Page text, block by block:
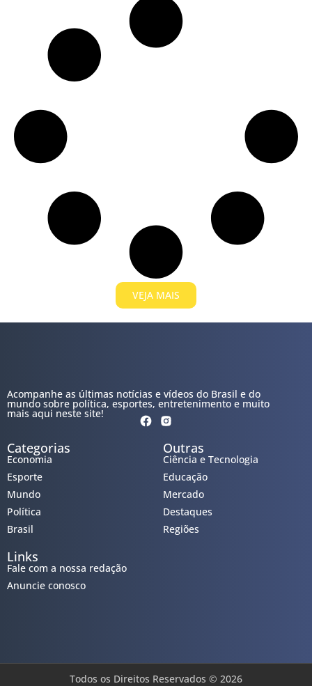
VEJA MAIS
Acompanhe as últimas notícias e vídeos do Brasil e do
mundo sobre política, esportes, entretenimento e muito
mais aqui neste site!
Categorias
Economia
Esporte
Mundo
Política
Brasil
Outras
Ciência e Tecnologia
Educação
Mercado
Destaques
Regiões
Links
Fale com a nossa redação
Anuncie conosco
Todos os Direitos Reservados © 2026